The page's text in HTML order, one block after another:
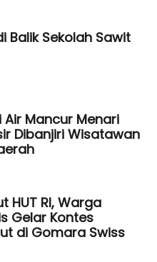
Balik Sekolah Sawit
Air Mancur Menari
Dibanjiri Wisatawan
HUT RI, Warga
Gelar Kontes
di Gomara Swiss